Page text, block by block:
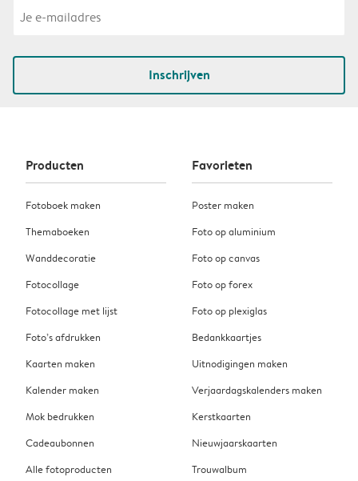
Inschrijven
Producten
Fotoboek maken
Themaboeken
Wanddecoratie
Fotocollage
Fotocollage met lijst
Foto’s afdrukken
Kaarten maken
Kalender maken
Mok bedrukken
Cadeaubonnen
Alle fotoproducten
Favorieten
Poster maken
Foto op aluminium
Foto op canvas
Foto op forex
Foto op plexiglas
Bedankkaartjes
Uitnodigingen maken
Verjaardagskalenders maken
Kerstkaarten
Nieuwjaarskaarten
Trouwalbum